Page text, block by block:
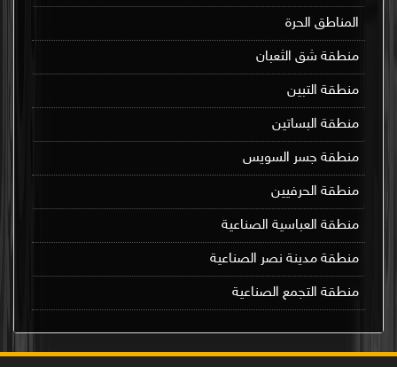
المناطق الحرة
منطقة شق الثعبان
منطقة التبين
منطقة البساتين
منطقة جسر السويس
منطقة الحرفيين
منطقة العباسية الصناعية
منطقة مدينة نصر الصناعية
منطقة التجمع الصناعية